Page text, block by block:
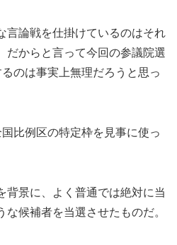
言論戦を仕掛けているのはそれ
だからと言って今回の参議院選
のは事実上無理だろうと思っ
比例区の特定枠を見事に使っ
背景に、よく普通では絶対に当
候補者を当選させたものだ。